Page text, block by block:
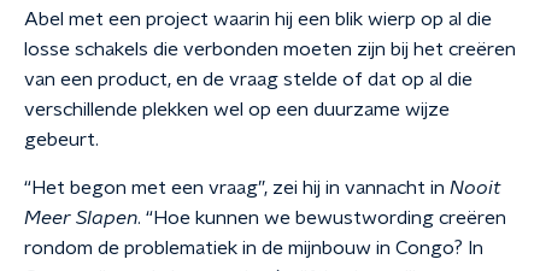
Abel met een project waarin hij een blik wierp op al die
losse schakels die verbonden moeten zijn bij het creëren
van een product, en de vraag stelde of dat op al die
verschillende plekken wel op een duurzame wijze
gebeurt.
“Het begon met een vraag”, zei hij in vannacht in Nooit
Meer Slapen. “Hoe kunnen we bewustwording creëren
rondom de problematiek in de mijnbouw in Congo? In